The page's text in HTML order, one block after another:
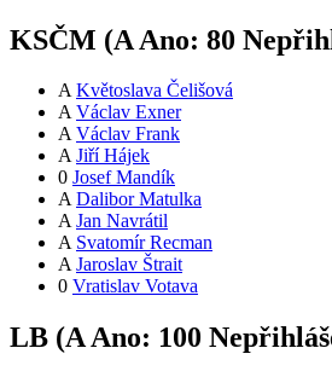
KSČM (A Ano: 80
A Květoslava Čelišová
A Václav Exner
A Václav Frank
A Jiří Hájek
0 Josef Mandík
A Dalibor Matulka
A Jan Navrátil
A Svatomír Recman
A Jaroslav Štrait
0 Vratislav Votava
LB (AAno: 100